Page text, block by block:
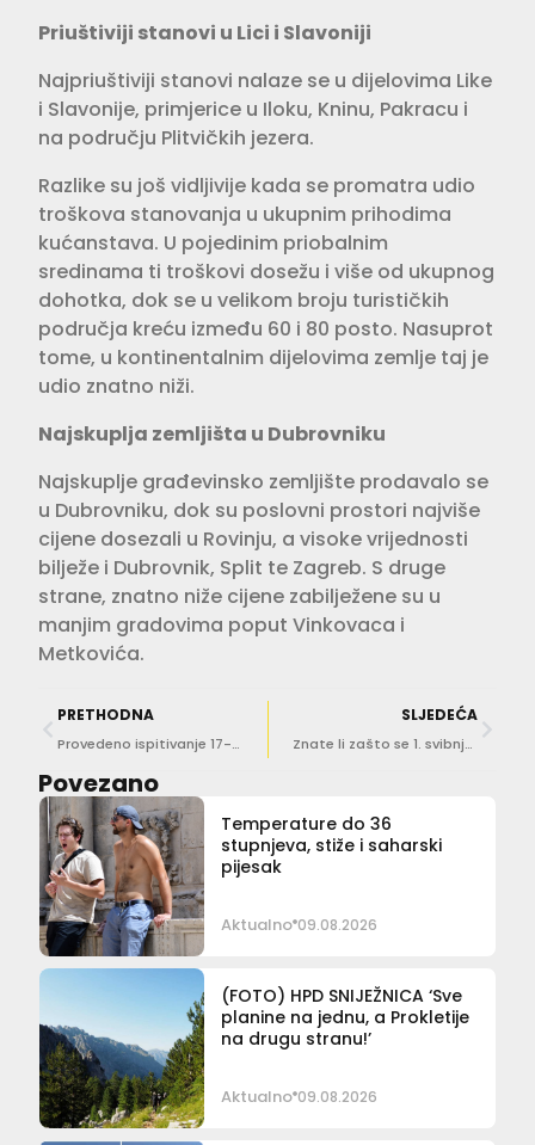
Priuštiviji stanovi u Lici i Slavoniji
Najpriuštiviji stanovi nalaze se u dijelovima Like
i Slavonije, primjerice u Iloku, Kninu, Pakracu i
na području Plitvičkih jezera.
Razlike su još vidljivije kada se promatra udio
troškova stanovanja u ukupnim prihodima
kućanstava. U pojedinim priobalnim
sredinama ti troškovi dosežu i više od ukupnog
dohotka, dok se u velikom broju turističkih
područja kreću između 60 i 80 posto. Nasuprot
tome, u kontinentalnim dijelovima zemlje taj je
udio znatno niži.
Najskuplja zemljišta u Dubrovniku
Najskuplje građevinsko zemljište prodavalo se
u Dubrovniku, dok su poslovni prostori najviše
cijene dosezali u Rovinju, a visoke vrijednosti
bilježe i Dubrovnik, Split te Zagreb. S druge
strane, znatno niže cijene zabilježene su u
manjim gradovima poput Vinkovaca i
Metkovića.
PRETHODNA
Provedeno ispitivanje 17-godišnjaka zbog terorizma, sudac odredio istražni zatvor
SLJEDEĆA
Znate li zašto se 1. svibnja obilježava Praznik rada?
Povezano
Temperature do 36
stupnjeva, stiže i saharski
pijesak
Aktualno 09.08.2026
(FOTO) HPD SNIJEŽNICA ‘Sve
planine na jednu, a Prokletije
na drugu stranu!’
Aktualno 09.08.2026